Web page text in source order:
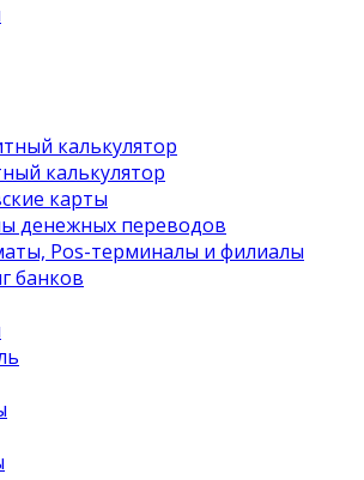
калькулятор
калькулятор
карты
денежных переводов
Pos-терминалы и филиалы
банков